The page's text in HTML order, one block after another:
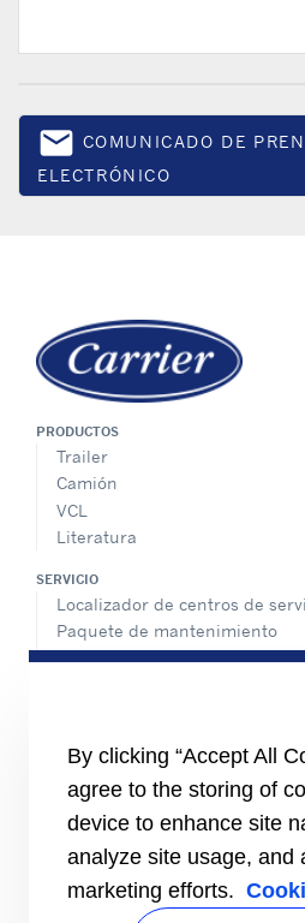
emailEmail
COMUNICADO DE
ELECTRÓNICO
PRODUCTOS
Trailer
Camión
VCL
Literatura
SERVICIO
Localizador de centros de
Paquete de mantenimiento
Asistencia 24/7
Media Center
Contactos de ventas
Índice de igualdad de género
By clicking “Accept All
agree to the storing of
device to enhance site
analyze site usage, and
marketing efforts.